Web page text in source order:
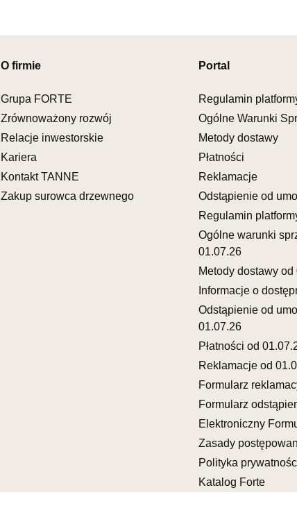
Nr tel.67-
Godziny
Pn-Pt:
SALON
Nr tel.
Godziny
Pn-Pt:
SALON
64-980
Nr tel.67-
Adres e-
Pn-Pt:
SALON
Salon
O firmie
Grupa FORTE
Zrównoważony rozwój
Relacje inwestorskie
Kariera
Kontakt TANNE
Zakup surowca drzewnego
Portal
Regulamin
Ogólne Warunki
Metody dostawy
Płatności
Reklamacje
Odstąpienie od
Regulamin
Ogólne warunki
01.07.26
Metody dostawy od
Informacje o
Odstąpienie od
01.07.26
Płatności od
Reklamacje od
Formularz
Formularz
Elektroniczny
Zasady
Polityka
Katalog Forte